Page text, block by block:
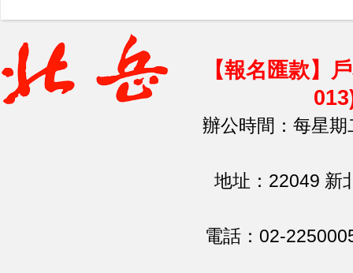
【報名匯款】
辦公時間：每星
地址：22049 新
電話：02-